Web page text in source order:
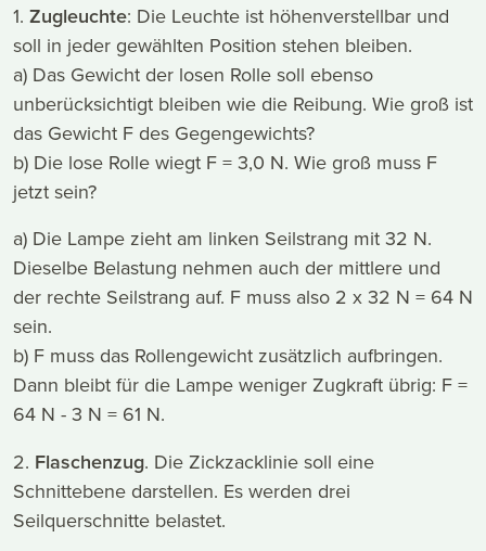
1. Zugleuchte: Die Leuchte ist höhenverstellbar und
soll in jeder gewählten Position stehen bleiben.
a) Das Gewicht der losen Rolle soll ebenso
unberücksichtigt bleiben wie die Reibung. Wie groß ist
das Gewicht F des Gegengewichts?
b) Die lose Rolle wiegt F = 3,0 N. Wie groß muss F
jetzt sein?
a) Die Lampe zieht am linken Seilstrang mit 32 N.
Dieselbe Belastung nehmen auch der mittlere und
der rechte Seilstrang auf. F muss also 2 x 32 N = 64 N
sein.
b) F muss das Rollengewicht zusätzlich aufbringen.
Dann bleibt für die Lampe weniger Zugkraft übrig: F =
64 N - 3 N = 61 N.
2. Flaschenzug. Die Zickzacklinie soll eine
Schnittebene darstellen. Es werden drei
Seilquerschnitte belastet.